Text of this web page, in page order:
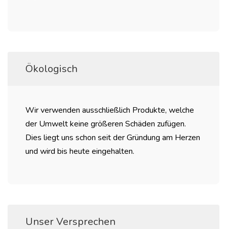
Ökologisch
Wir verwenden ausschließlich Produkte, welche
der Umwelt keine größeren Schäden zufügen.
Dies liegt uns schon seit der Gründung am Herzen
und wird bis heute eingehalten.
Unser Versprechen